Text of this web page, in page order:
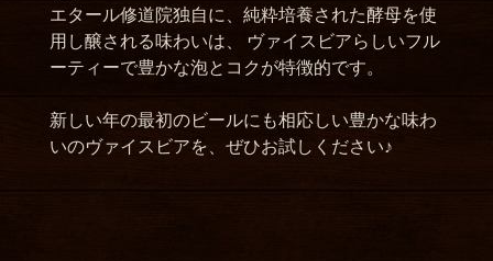
エタール修道院独自に、純粋培養された酵母を使
用し醸される味わいは、 ヴァイスビアらしいフル
ーティーで豊かな泡とコクが特徴的です。
新しい年の最初のビールにも相応しい豊かな味わ
いのヴァイスビアを、ぜひお試しください♪